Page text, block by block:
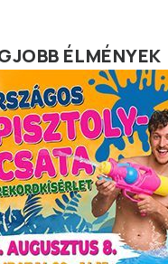
ÉLMÉNYEK